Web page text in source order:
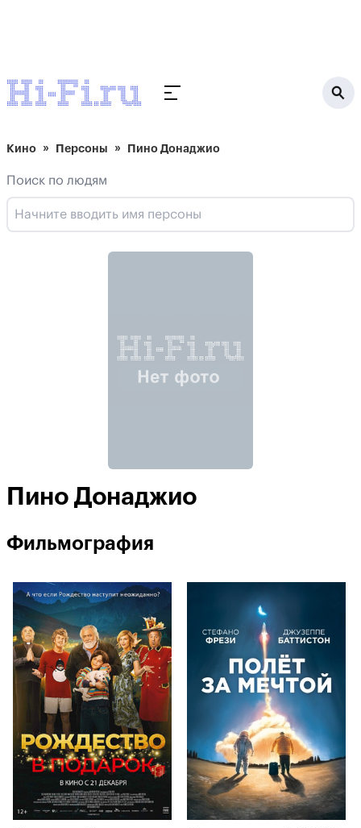
Кино Персоны Пино Донаджио
Поиск по людям
Пино Донаджио
Фильмография